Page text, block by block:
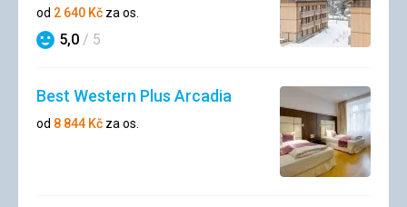
od 2 640 Kč za os.
Hodnocení
5,0 / 5
Best Western Plus Arcadia
od 8 844 Kč za os.